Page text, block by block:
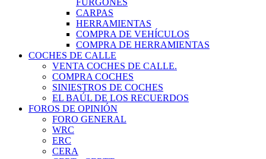
FURGONES
CARPAS
HERRAMIENTAS
COMPRA DE VEHÍCULOS
COMPRA DE HERRAMIENTAS
COCHES DE CALLE
VENTA COCHES DE CALLE.
COMPRA COCHES
SINIESTROS DE COCHES
EL BAÚL DE LOS RECUERDOS
FOROS DE OPINIÓN
FORO GENERAL
WRC
ERC
CERA